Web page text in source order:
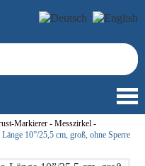
Markierer - Messzirkel -
10”/25,5 cm, groß, ohne Sperre